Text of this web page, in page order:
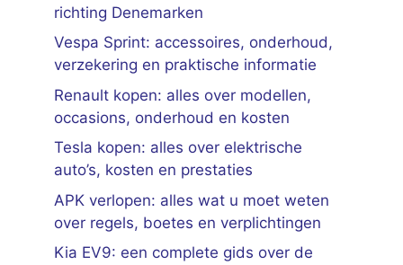
richting Denemarken
Vespa Sprint: accessoires, onderhoud,
verzekering en praktische informatie
Renault kopen: alles over modellen,
occasions, onderhoud en kosten
Tesla kopen: alles over elektrische
auto’s, kosten en prestaties
APK verlopen: alles wat u moet weten
over regels, boetes en verplichtingen
Kia EV9: een complete gids over de